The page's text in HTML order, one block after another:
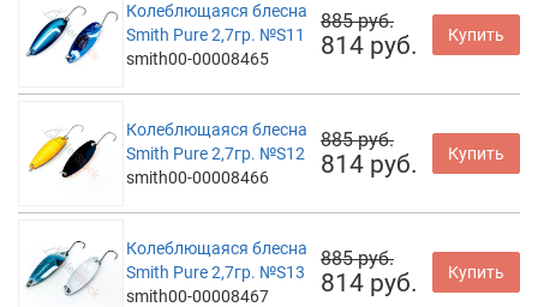
Колеблющаяся блесна
Smith Pure 2,7гр. №S11
smith00-00008465
885 руб.
814 руб. Купить
Колеблющаяся блесна
Smith Pure 2,7гр. №S12
smith00-00008466
885 руб.
814 руб. Купить
Колеблющаяся блесна
Smith Pure 2,7гр. №S13
smith00-00008467
885 руб.
814 руб. Купить